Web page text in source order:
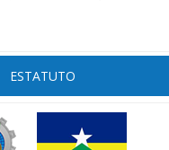
ESTATUTO